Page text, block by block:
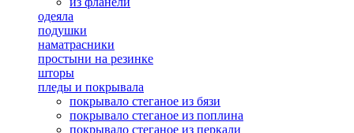
одеяла
подушки
наматрасники
простыни на резинке
шторы
пледы и покрывала
покрывало стеганое из бязи
покрывало стеганое из поплина
покрывало стеганое из перкали